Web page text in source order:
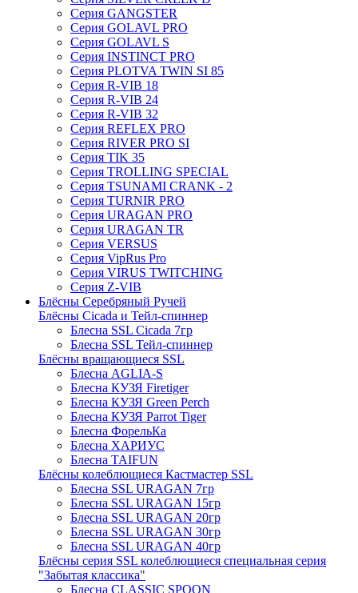
Серия GANGSTER
Серия GOLAVL PRO
Серия GOLAVL S
Серия INSTINCT PRO
Серия PLOTVA TWIN SI 85
Серия R-VIB 18
Серия R-VIB 24
Серия R-VIB 32
Серия REFLEX PRO
Серия RIVER PRO SI
Серия TIK 35
Серия TROLLING SPECIAL
Серия TSUNAMI CRANK - 2
Серия TURNIR PRO
Серия URAGAN PRO
Серия URAGAN TR
Серия VERSUS
Серия VipRus Pro
Серия VIRUS TWITCHING
Серия Z-VIB
Блёсны Серебряный Ручей
Блёсны Cicada и Тейл-спиннер
Блесна SSL Cicada 7гр
Блесна SSL Тейл-спиннер
Блёсны вращающиеся SSL
Блесна AGLIA-S
Блесна КУЗЯ Firetiger
Блесна КУЗЯ Green Perch
Блесна КУЗЯ Parrot Tiger
Блесна ФорельКа
Блесна ХАРИУС
Блесна TAIFUN
Блёсны колеблющиеся Кастмастер SSL
Блесна SSL URAGAN 7гр
Блесна SSL URAGAN 15гр
Блесна SSL URAGAN 20гр
Блесна SSL URAGAN 30гр
Блесна SSL URAGAN 40гр
Блёсны серия SSL колеблющиеся специальная серия
"Забытая классика"
Блесна CLASSIC SPOON